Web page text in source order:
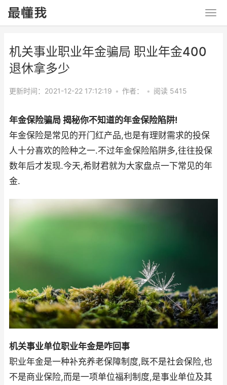
机关事业职业年金骗局 职业年金400
退休拿多少
更新时间：2021-12-22 17:12:19 • 作者： • 阅读 5415
年金保险骗局 揭秘你不知道的年金保险陷阱!
年金保险是常见的开门红产品,也是有理财需求的投保
人十分喜欢的险种之一.不过年金保险陷阱多,往往投保
数年后才发现.今天,希财君就为大家盘点一下常见的年
金.
机关事业单位职业年金是咋回事
职业年金是一种补充养老保障制度,既不是社会保险,也
不是商业保险,而是一项单位福利制度,是事业单位及其